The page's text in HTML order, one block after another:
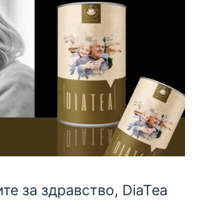
за здравство, DiaTea